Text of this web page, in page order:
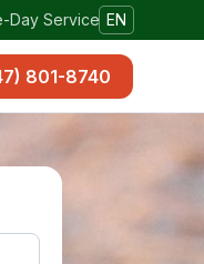
Day Service EN
801-8740